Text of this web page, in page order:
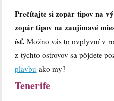
Prečítajte si zopár tipov na
zopár tipov na zaujímavé
ísť.Možno vás to ovplyvní v
z týchto ostrovov sa pôjdete
plavbu ako my?
Tenerife